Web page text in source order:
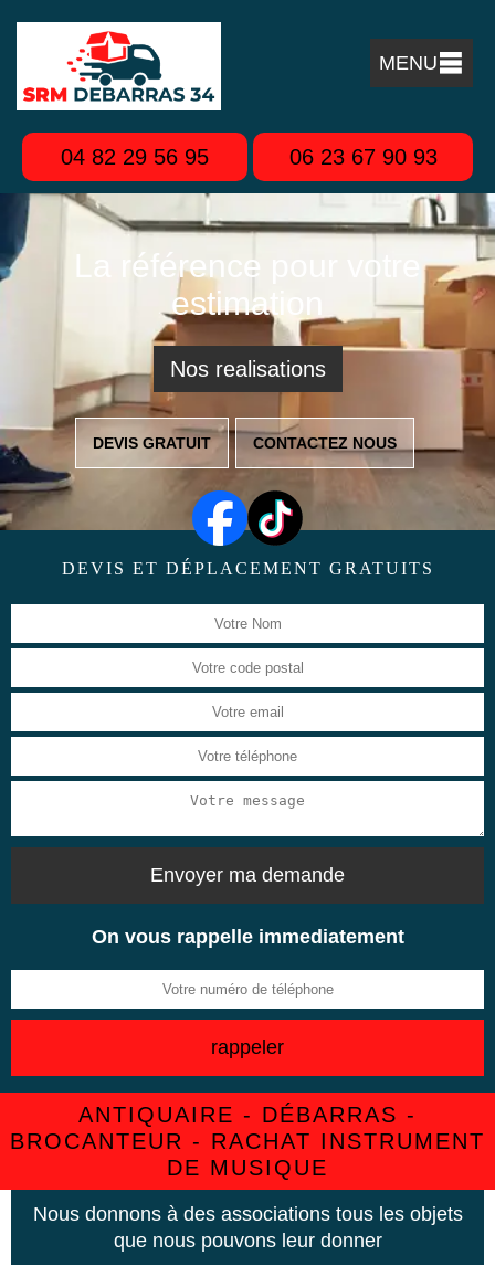
MENU
04 82 29 56 95 06 23 67 90 93
La référence pour votre
estimation
Nos realisations
DEVIS GRATUIT CONTACTEZ NOUS
DEVIS ET DÉPLACEMENT GRATUITS
On vous rappelle immediatement
ANTIQUAIRE - DÉBARRAS -
BROCANTEUR - RACHAT INSTRUMENT
DE MUSIQUE
Nous donnons à des associations tous les objets
que nous pouvons leur donner